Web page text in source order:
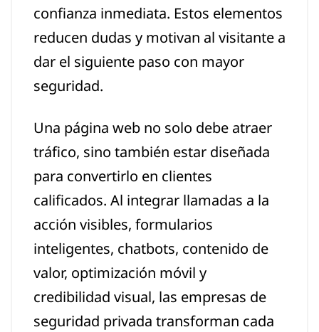
confianza inmediata. Estos elementos
reducen dudas y motivan al visitante a
dar el siguiente paso con mayor
seguridad.
Una página web no solo debe atraer
tráfico, sino también estar diseñada
para convertirlo en clientes
calificados. Al integrar llamadas a la
acción visibles, formularios
inteligentes, chatbots, contenido de
valor, optimización móvil y
credibilidad visual, las empresas de
seguridad privada transforman cada